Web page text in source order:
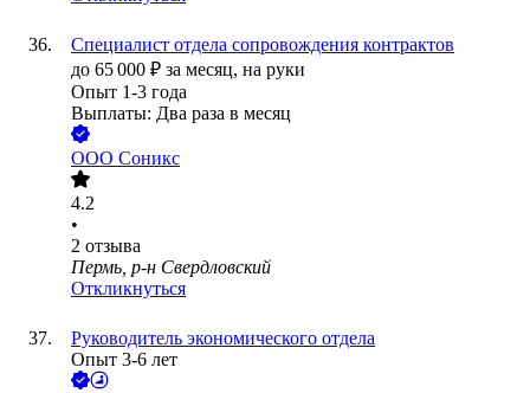
Специалист отдела сопровождения контрактов
до 65 000 ₽ за месяц, на руки
Опыт 1-3 года
Выплаты: Два раза в месяц
ООО Соникс
4.2
•
2 отзыва
Пермь, р-н Свердловский
Откликнуться
Руководитель экономического отдела
Опыт 3-6 лет